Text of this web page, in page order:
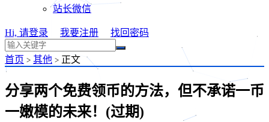
站长微信
Hi, 请登录 我要注册 找回密码
首页 > 其他 > 正文
分享两个免费领币的方法，但不承诺一币
一嫩模的未来！(过期)